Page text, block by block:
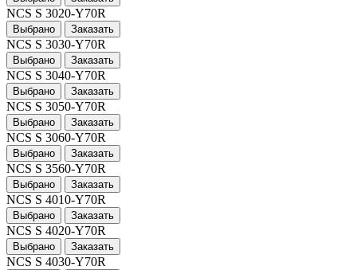
NCS S 3020-Y70R
Выбрано Заказать
NCS S 3030-Y70R
Выбрано Заказать
NCS S 3040-Y70R
Выбрано Заказать
NCS S 3050-Y70R
Выбрано Заказать
NCS S 3060-Y70R
Выбрано Заказать
NCS S 3560-Y70R
Выбрано Заказать
NCS S 4010-Y70R
Выбрано Заказать
NCS S 4020-Y70R
Выбрано Заказать
NCS S 4030-Y70R